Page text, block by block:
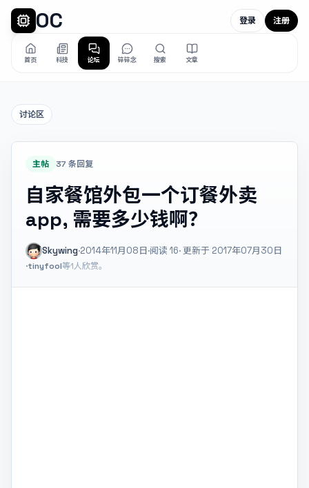
OC
首页 科技 论坛 碎碎念 搜索 文章
登录 注册
讨论区
主帖 37 条回复
自家餐馆外包一个订餐外卖
app, 需要多少钱啊？
Skywing·2014年11月08日·阅读 16· 更新于 2017年07月30日
·tinyfool等1人欣赏。